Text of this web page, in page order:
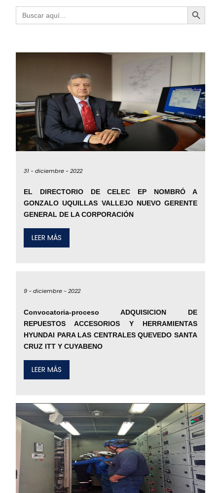
Buscar: Botón de búsqueda
31 -diciembre -2022
EL DIRECTORIO DE CELEC EP NOMBRÓ A
GONZALO UQUILLAS VALLEJO NUEVO GERENTE
GENERAL DE LA CORPORACIÓN
LEER MÁS
9 -diciembre -2022
Convocatoria-proceso ADQUISICION DE
REPUESTOS ACCESORIOS Y HERRAMIENTAS
HYUNDAI PARA LAS CENTRALES QUEVEDO SANTA
CRUZ ITT Y CUYABENO
LEER MÁS